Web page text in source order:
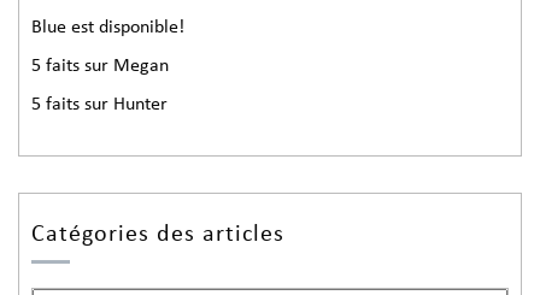
Blue est disponible!
5 faits sur Megan
5 faits sur Hunter
Catégories des articles